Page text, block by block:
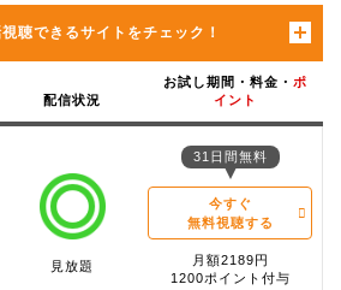
聴できるサイトをチェック！
配信状況
お試し期間・料金・ ポ
イント
見放題
31日間無料
今すぐ
無料視聴する
月額2189円
1200ポイント付与